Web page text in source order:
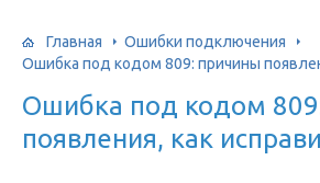
Главная
Ошибки подключения
Ошибка под кодом 809: причины
Ошибка под кодом
появления, как